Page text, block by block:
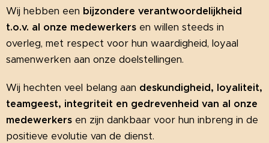
Wij hebben een bijzondere verantwoordelijkheid
t.o.v. al onze medewerkers en willen steeds in
overleg, met respect voor hun waardigheid, loyaal
samenwerken aan onze doelstellingen.
Wij hechten veel belang aan deskundigheid, loyaliteit,
teamgeest, integriteit en gedrevenheid van al onze
medewerkers en zijn dankbaar voor hun inbreng in de
positieve evolutie van de dienst.